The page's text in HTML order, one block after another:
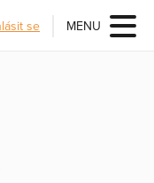
se MENU